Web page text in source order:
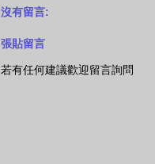
沒有留言:
張貼留言
若有任何建議歡迎留言詢問